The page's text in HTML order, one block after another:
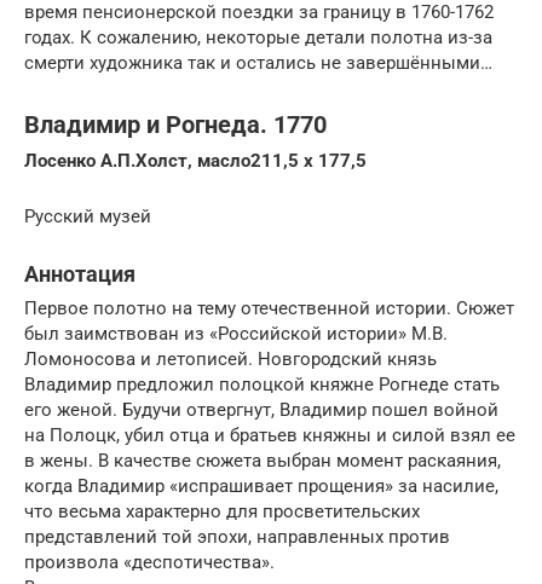
время пенсионерской поездки за границу в 1760-1762
годах. К сожалению, некоторые детали полотна из-за
смерти художника так и остались не завершёнными…
Владимир и Рогнеда. 1770
Лосенко А.П.Холст, масло211,5 x 177,5
Русский музей
Аннотация
Первое полотно на тему отечественной истории. Сюжет
был заимствован из «Российской истории» М.В.
Ломоносова и летописей. Новгородский князь
Владимир предложил полоцкой княжне Рогнеде стать
его женой. Будучи отвергнут, Владимир пошел войной
на Полоцк, убил отца и братьев княжны и силой взял ее
в жены. В качестве сюжета выбран момент раскаяния,
когда Владимир «испрашивает прощения» за насилие,
что весьма характерно для просветительских
представлений той эпохи, направленных против
произвола «деспотичества».